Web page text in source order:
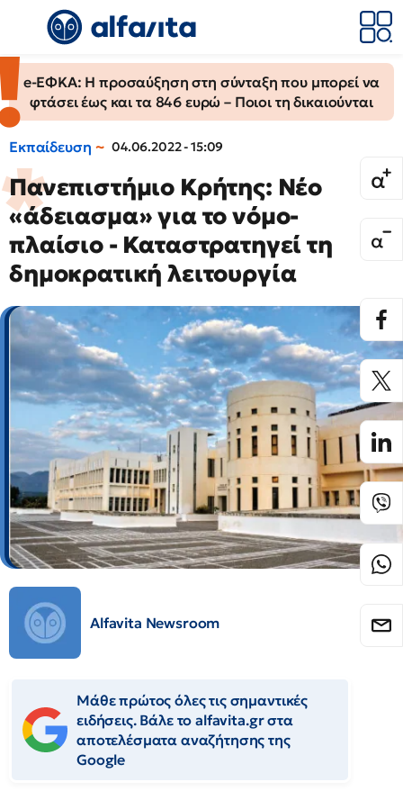
e-ΕΦΚΑ: Η προσαύξηση στη σύνταξη που μπορεί να
φτάσει έως και τα 846 ευρώ – Ποιοι τη δικαιούνται
Εκπαίδευση 04.06.2022 - 15:09
Πανεπιστήμιο Κρήτης: Νέο
«άδειασμα» για το νόμο-
πλαίσιο - Καταστρατηγεί τη
δημοκρατική λειτουργία
Alfavita Newsroom
Μάθε πρώτος όλες τις σημαντικές
ειδήσεις. Βάλε το alfavita.gr στα
αποτελέσματα αναζήτησης της
Google